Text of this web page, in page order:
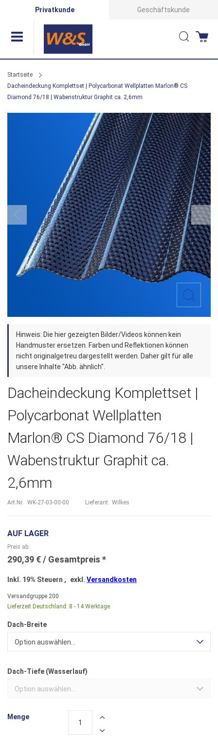
Privatkunde Geschäftskunde
Suche
Startseite
Dacheindeckung Komplettset | Polycarbonat Wellplatten Marlon® CS
Diamond 76/18 | Wabenstruktur Graphit ca. 2,6mm
Zum
Anfang
der
Bildergalerie
Hinweis: Die hier gezeigten Bilder/Videos können kein
Handmuster ersetzen. Farben und Reflektionen können
nicht originalgetreu dargestellt werden. Daher gilt für alle
unsere Inhalte "Abb. ähnlich".
Dacheindeckung Komplettset |
Polycarbonat Wellplatten
Marlon® CS Diamond 76/18 |
Wabenstruktur Graphit ca.
2,6mm
Art.Nr. WK-27-03-00-00 Lieferant: Wilkes
AUF LAGER
Preis ab
290,39 €
Inkl. 19% Steuern , exkl. Versandkosten
Versandgruppe 200
Lieferzeit Deutschland: 8 - 14 Werktage
Dach-Breite
Option auswählen...
Dach-Tiefe (Wasserlauf)
Option auswählen...
Menge